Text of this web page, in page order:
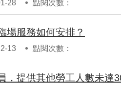
28 點閱次數：
場服務如何安排？
13 點閱次數：